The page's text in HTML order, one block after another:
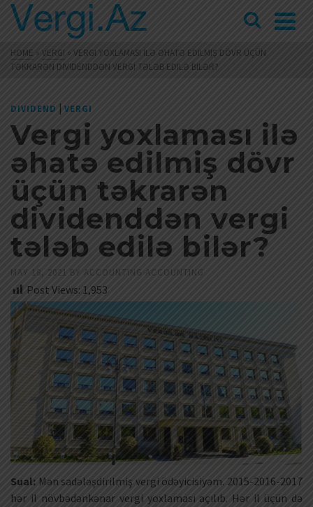
HOME » VERGI » VERGI YOXLAMASI ILƏ ƏHATƏ EDILMIŞ DÖVR ÜÇÜN
TƏKRARƏN DIVIDENDDƏN VERGI TƏLƏB EDILƏ BILƏR?
DIVIDEND | VERGI
Vergi yoxlaması ilə
əhatə edilmiş dövr
üçün təkrarən
dividenddən vergi
tələb edilə bilər?
MAY 18, 2021 BY ACCOUNTING ACCOUNTING
Post Views: 1,953
Sual: Mən sadələşdirilmiş vergi ödəyicisiyəm. 2015-2016-2017
hər il növbədənkənar vergi yoxlaması açılıb. Hər il üçün də